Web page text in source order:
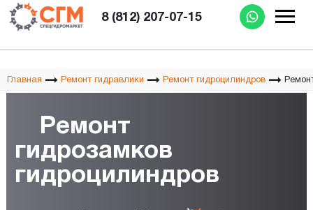
8 (812) 207-07-15
Изготовление РВД при Вас за 15 минут
Главная Ремонт гидравлики Ремонт гидроцилиндров
Ремонт
гидрозамков
гидроцилиндров